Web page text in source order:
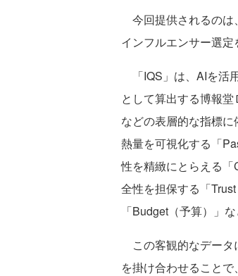
今回提供されるのは
インフルエンサー選定
「IQS」は、AIを活
として算出する博報
などの表層的な指標
熱量を可視化する「
性を精緻にとらえる
全性を担保する「
「Budget（予算）」
この客観的なデータ
を掛け合わせること